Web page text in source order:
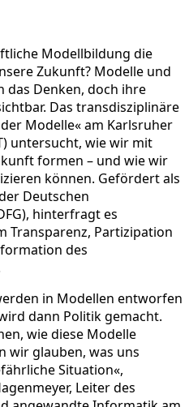
Modellbildung die
Zukunft? Modelle und
das Denken, doch ihre
Das transdisziplinäre
Modelle« am Karlsruher
untersucht, wie wir mit
formen – und wie wir
können. Gefördert als
Deutschen
hinterfragt es
Transparenz, Partizipation
des
in Modellen entworfen
dann Politik gemacht.
wie diese Modelle
wir glauben, was uns
Situation«,
Leiter des